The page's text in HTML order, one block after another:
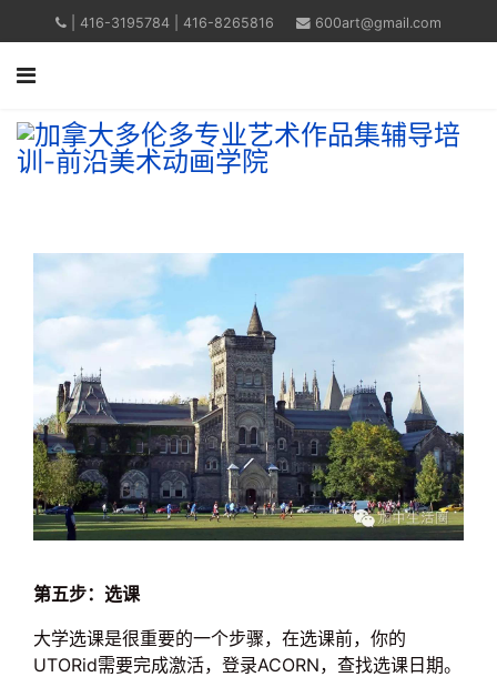
| 416-3195784 | 416-8265816 600art@gmail.com
第五步：选课
大学选课是很重要的一个步骤，在选课前，你的
UTORid需要完成激活，登录ACORN，查找选课日期。